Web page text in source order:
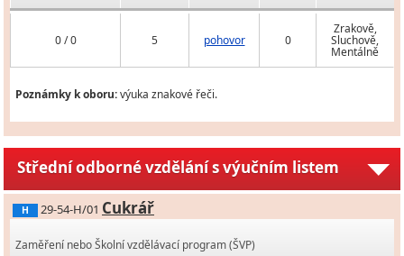
0 / 0 5 pohovor 0
Zrakově,
Sluchově,
Mentálně
Poznámky k oboru:výuka znakové řeči.
Střední odborné vzdělání s výučním listem
H 29-54-H/01 Cukrář
Zaměření nebo Školní vzdělávací program (ŠVP)